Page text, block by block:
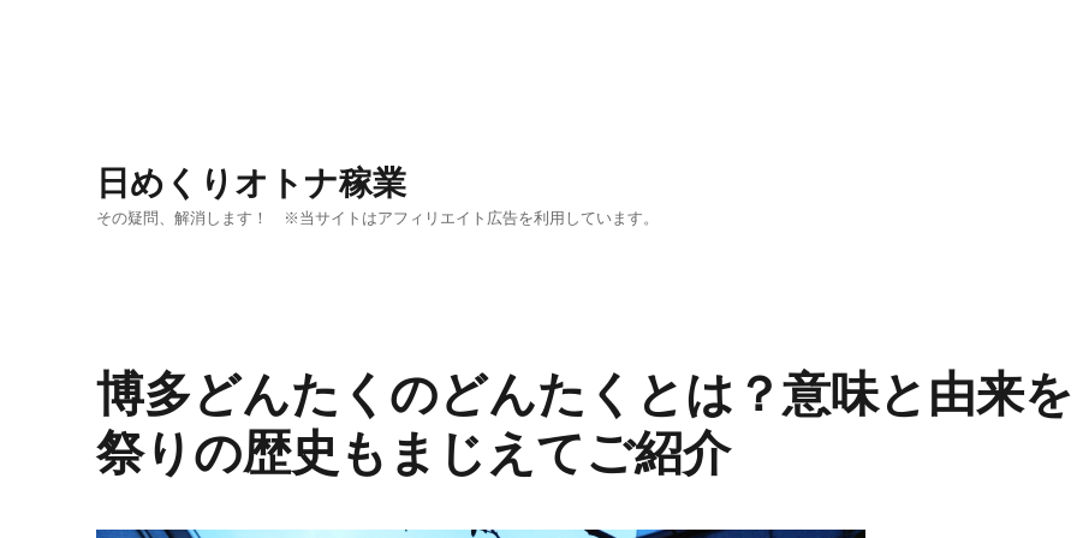
日めくりオトナ稼業
その疑問、解消します！ ※当サイトはアフィリエイト広告を利用しています。
博多どんたくのどんたくとは？意味と由来を
祭りの歴史もまじえてご紹介